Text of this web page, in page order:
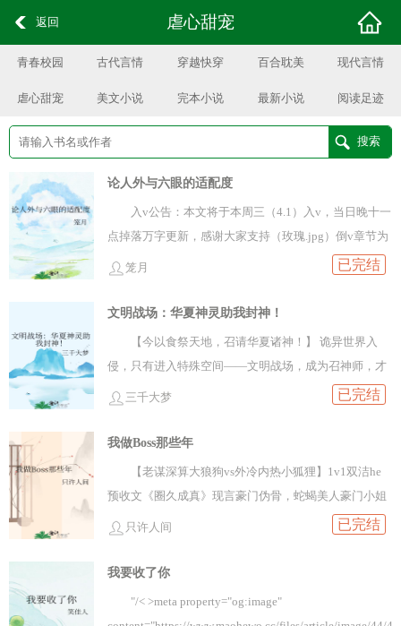
返回 虐心甜宠
青春校园 古代言情 穿越快穿 百合耽美 现代言情
虐心甜宠 美文小说 完本小说 最新小说 阅读足迹
论人外与六眼的适配度
入v公告：本文将于本周三（4.1）入v，当日晚十一
点掉落万字更新，感谢大家支持（玫瑰.jpg）倒v章节为
16～32章，请勿重复购买哦~本文文案：清醒，昏昧，
转，回到塞涅斯向他发出交往请求的那一天，五条向天
发誓绝对不会那么轻易答应这个混蛋！早早成为最强的
少年人少有这么狼狈的时刻。颤抖的嘴唇说不出半句
话，只能发出无意义的呜咽。“大叔……我劝你……别太
过分！”最强控制不住身体的剧烈反应，就连说出的话都
上，长发如牢笼将他笼罩。“悟君，再坚持一下吧。”他
听到不亚于恶魔低语的声音。混蛋！*塞涅斯一直不能
理解，咒灵这种东西究竟有什么存在的必要？肮脏，恶
物。“若在下不能清除名为咒灵的污秽之物，那便让在下
离开这个世界好了。”塞涅斯这么想着。后来他在这个世
界遇见了一只白毛蓝眼猫。雪白蓬松的毛发，剔透闪耀
笼月 已完结
文明战场：华夏神灵助我封神！
【今以食祭天地，召请华夏诸神！】 诡异世界入
侵，只有进入特殊空间——文明战场，成为召神师，才
能借神灵之力与之对抗。 重生回到诡异降临的当日，楚
三千大梦 已完结
我做Boss那些年
【老谋深算大狼狗vs外冷内热小狐狸】1v1双洁he
预收文《圈久成真》现言豪门伪骨，蛇蝎美人豪门小姐
x偏执忠犬贴身保镖；古穿宫斗《深宫规则录》演天演
是噩梦游戏的初始boss。 凭借系统赋予的读心术，
只许人间 已完结
我要收了你
"/< >meta property="og:image"